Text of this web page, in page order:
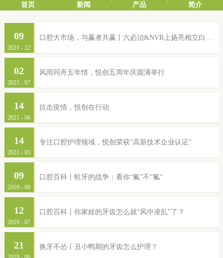
首页 新闻 产品 简介
口腔大市场，与赢者共赢丨六必治&NVR上扬亮相立白集团2022年品牌服务商大会
2021 - 12
09
风雨同舟五年情，悦创五周年庆圆满举行
2021 - 07
02
抗击疫情，悦创在行动
2021 - 06
14
专注口腔护理领域，悦创荣获“高新技术企业认证”
2021 - 05
14
口腔百科丨蛀牙的战争：看你“氟”不“氟”
2019 - 08
09
口腔百科丨你家娃的牙齿怎么就“风中凌乱”了？
2019 - 07
12
换牙不怂丨丑小鸭期的牙齿怎么护理？
21